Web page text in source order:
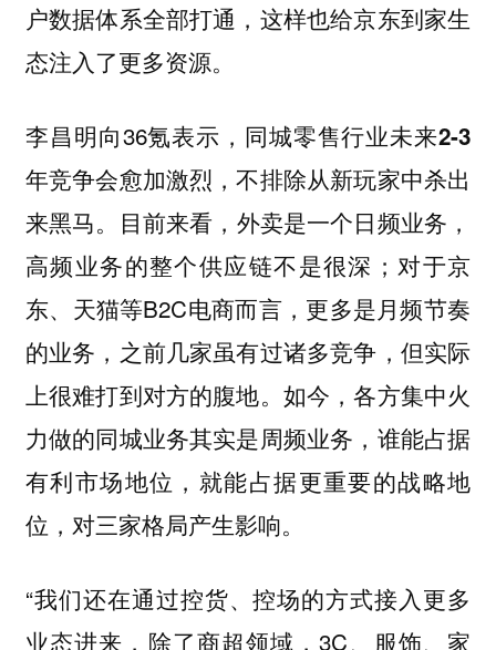
户数据体系全部打通，这样也给京东到家生
态注入了更多资源。
李昌明向36氪表示， 同城零售行业未来2-3
年竞争会愈加激烈，不排除从新玩家中杀出
来黑马。
目前来看，外卖是一个日频业务，
高频业务的整个供应链不是很深；对于京
东、天猫等B2C电商而言，更多是月频节奏
的业务，之前几家虽有过诸多竞争，但实际
上很难打到对方的腹地。如今，各方集中火
力做的同城业务其实是周频业务，谁能占据
有利市场地位，就能占据更重要的战略地
位，对三家格局产生影响。
“我们还在通过控货、控场的方式接入更多
业态进来，除了商超领域，3C、服饰、家